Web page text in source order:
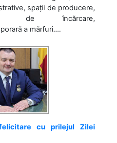
spații de producere,
de încărcare,
a mărfuri....
cu prilejul Zilei